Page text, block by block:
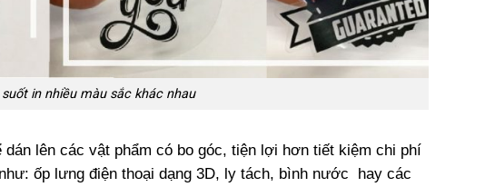
in nhiều màu sắc khác nhau
lên các vật phẩm có bo góc, tiện lợi hơn tiết kiệm chi phí
ốp lưng điện thoại dạng 3D, ly tách, bình nước hay các